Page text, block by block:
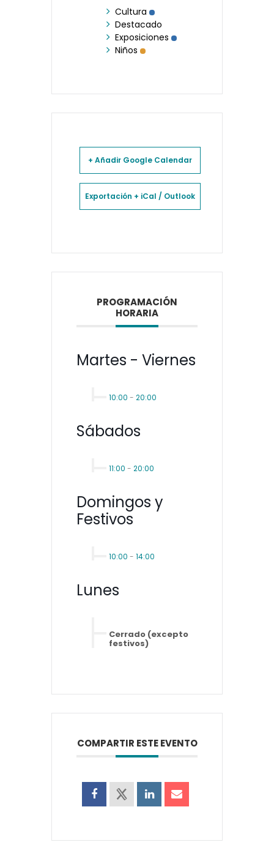
Cultura
Destacado
Exposiciones
Niños
+ Añadir Google Calendar
Exportación + iCal / Outlook
PROGRAMACIÓN
HORARIA
Martes - Viernes
10:00 - 20:00
Sábados
11:00 - 20:00
Domingos y
Festivos
10:00 - 14:00
Lunes
Cerrado (excepto
festivos)
COMPARTIR ESTE EVENTO